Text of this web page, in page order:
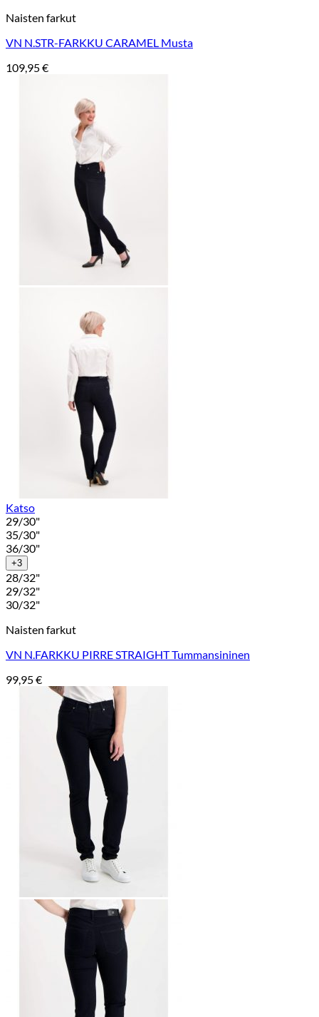
Naisten farkut
VN N.STR-FARKKU CARAMEL Musta
109,95€
Katso
29/30"
35/30"
36/30"
+3
28/32"
29/32"
30/32"
Naisten farkut
VN N.FARKKU PIRRE STRAIGHT Tummansininen
99,95€